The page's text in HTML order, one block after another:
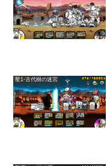
星1-古代樹の迷宮